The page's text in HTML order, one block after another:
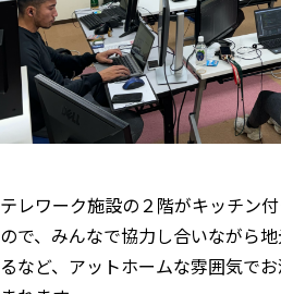
テレワーク施設の２階がキッチン
ので、みんなで協力し合いながら
るなど、アットホームな雰囲気で